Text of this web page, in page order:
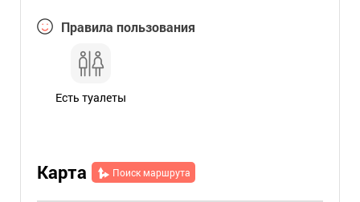
Правила пользования
Есть туалеты
Карта Поиск маршрута